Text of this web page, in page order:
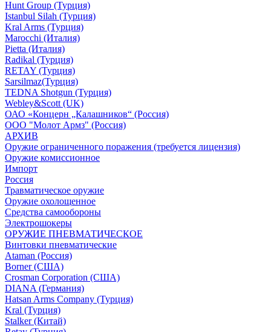
Hunt Group (Турция)
Istanbul Silah (Турция)
Kral Arms (Турция)
Marocchi (Италия)
Pietta (Италия)
Radikal (Турция)
RETAY (Турция)
Sarsilmaz(Турция)
TEDNA Shotgun (Турция)
Webley&Scott (UK)
ОАО «Концерн „Калашников“ (Россия)
ООО "Молот Армз" (Россия)
АРХИВ
Оружие ограниченного поражения (требуется лицензия)
Оружие комиссионное
Импорт
Россия
Травматическое оружие
Оружие охолощенное
Средства самообороны
Электрошокеры
ОРУЖИЕ ПНЕВМАТИЧЕСКОЕ
Винтовки пневматические
Ataman (Россия)
Borner (США)
Crosman Corporation (США)
DIANA (Германия)
Hatsan Arms Company (Турция)
Kral (Турция)
Stalker (Китай)